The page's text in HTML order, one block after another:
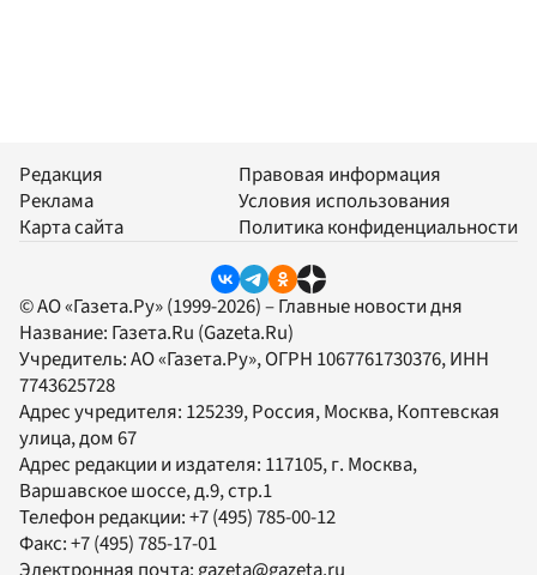
Редакция
Реклама
Карта сайта
Правовая информация
Условия использования
Политика конфиденциальности
© АО «Газета.Ру» (1999-2026) – Главные новости дня
Название: Газета.Ru (Gazeta.Ru)
Учредитель:АО «Газета.Ру», ОГРН 1067761730376, ИНН
7743625728
Адрес учредителя: 125239, Россия, Москва, Коптевская
улица, дом 67
Адрес редакции и издателя: 117105, г. Москва,
Варшавское шоссе, д.9, стр.1
Телефон редакции:+7 (495) 785-00-12
Факс:+7 (495) 785-17-01